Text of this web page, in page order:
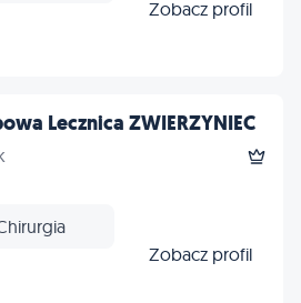
Zobacz profil
Lecznica ZWIERZYNIEC
Zobacz profil